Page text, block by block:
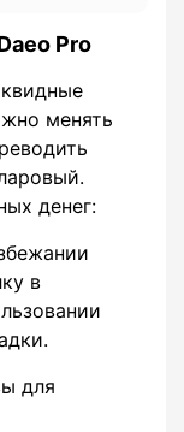
Pro
менять
денег:
в
для